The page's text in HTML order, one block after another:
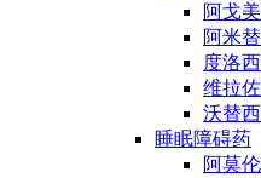
阿戈
阿米
度洛
维拉
沃替
睡眠障碍药
阿莫